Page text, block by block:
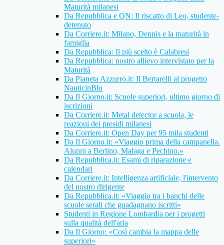
Maturità milanesi
Da Repubblica e QN: Il riscatto di Leo, studente-
detenuto
Da Corriere.it: Milano, Dennis e la maturità in
famiglia
Da Repubblica: Il più scelto è Calabresi
Da Repubblica: nostro allievo intervistato per la
Maturità
Da Pianeta Azzurro.it: Il Bertarelli al progetto
NauticinBlu
Da Il Giorno.it: Scuole superiori, ultimo giorno di
iscrizioni
Da Corriere.it: Metal detector a scuola, le
reazioni dei presidi milanesi
Da Corriere.it: Open Day per 95 mila studenti
Da Il Giorno.it: «Viaggio prima della campanella.
Alunni a Berlino, Malaga e Pechino.»
Da Repubblica.it: Esami di riparazione e
calendari
Da Corriere.it: Intelligenza artificiale, l'intervento
del nostro dirigente
Da Repubblica.it: «Viaggio tra i banchi delle
scuole serali che guadagnano iscritti»
Studenti in Regione Lombardia per i progetti
sulla qualità dell'aria
Da Il Giorno: «Così cambia la mappa delle
superiori»